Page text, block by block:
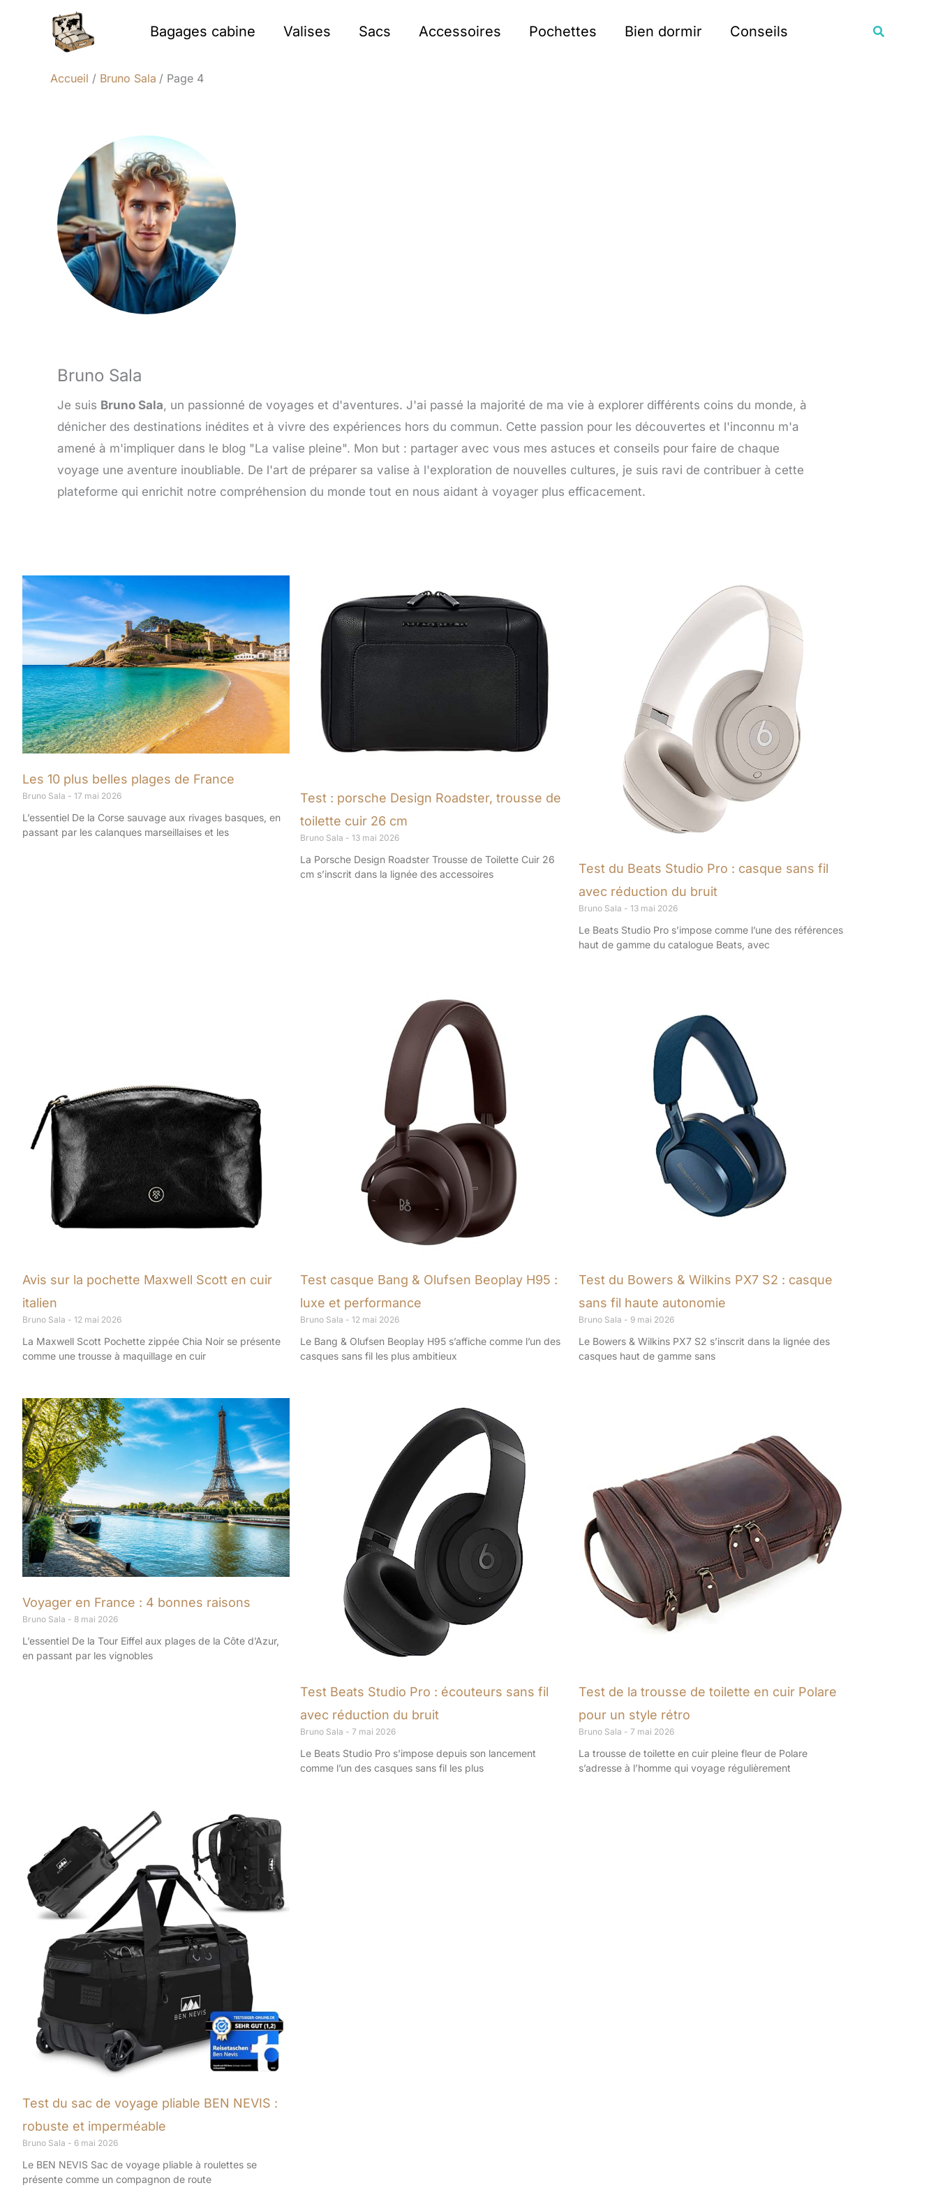
Bagages cabine Valises Sacs Accessoires Pochettes Bien dormir Conseils
Accueil Bruno Sala Page 4
Bruno Sala
Je suis Bruno Sala, un passionné de voyages et d'aventures. J'ai passé la majorité de ma vie à explorer différents coins du monde, à
dénicher des destinations inédites et à vivre des expériences hors du commun. Cette passion pour les découvertes et l'inconnu m'a
amené à m'impliquer dans le blog "La valise pleine". Mon but : partager avec vous mes astuces et conseils pour faire de chaque
voyage une aventure inoubliable. De l'art de préparer sa valise à l'exploration de nouvelles cultures, je suis ravi de contribuer à cette
plateforme qui enrichit notre compréhension du monde tout en nous aidant à voyager plus efficacement.
Les 10 plus belles plages de France
Bruno Sala 17 mai 2026
L’essentiel De la Corse sauvage aux rivages basques, en
passant par les calanques marseillaises et les
Test : porsche Design Roadster, trousse de
toilette cuir 26 cm
Bruno Sala 13 mai 2026
La Porsche Design Roadster Trousse de Toilette Cuir 26
cm s’inscrit dans la lignée des accessoires
Test du Beats Studio Pro : casque sans fil
avec réduction du bruit
Bruno Sala 13 mai 2026
Le Beats Studio Pro s’impose comme l’une des références
haut de gamme du catalogue Beats, avec
Avis sur la pochette Maxwell Scott en cuir
italien
Bruno Sala 12 mai 2026
La Maxwell Scott Pochette zippée Chia Noir se présente
comme une trousse à maquillage en cuir
Test casque Bang & Olufsen Beoplay H95 :
luxe et performance
Bruno Sala 12 mai 2026
Le Bang & Olufsen Beoplay H95 s’affiche comme l’un des
casques sans fil les plus ambitieux
Test du Bowers & Wilkins PX7 S2 : casque
sans fil haute autonomie
Bruno Sala 9 mai 2026
Le Bowers & Wilkins PX7 S2 s’inscrit dans la lignée des
casques haut de gamme sans
Voyager en France : 4 bonnes raisons
Bruno Sala 8 mai 2026
L’essentiel De la Tour Eiffel aux plages de la Côte d’Azur,
en passant par les vignobles
Test Beats Studio Pro : écouteurs sans fil
avec réduction du bruit
Bruno Sala 7 mai 2026
Le Beats Studio Pro s’impose depuis son lancement
comme l’un des casques sans fil les plus
Test de la trousse de toilette en cuir Polare
pour un style rétro
Bruno Sala 7 mai 2026
La trousse de toilette en cuir pleine fleur de Polare
s’adresse à l’homme qui voyage régulièrement
Test du sac de voyage pliable BEN NEVIS :
robuste et imperméable
Bruno Sala 6 mai 2026
Le BEN NEVIS Sac de voyage pliable à roulettes se
présente comme un compagnon de route